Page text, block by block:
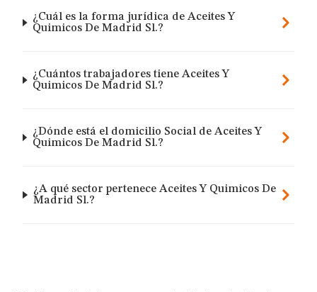
¿Cuál es la forma jurídica de Aceites Y
Quimicos De Madrid Sl.?
¿Cuántos trabajadores tiene Aceites Y
Quimicos De Madrid Sl.?
¿Dónde está el domicilio Social de Aceites Y
Quimicos De Madrid Sl.?
¿A qué sector pertenece Aceites Y Quimicos De
Madrid Sl.?